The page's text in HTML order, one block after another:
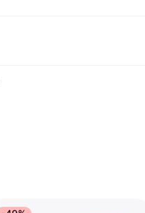
Preise